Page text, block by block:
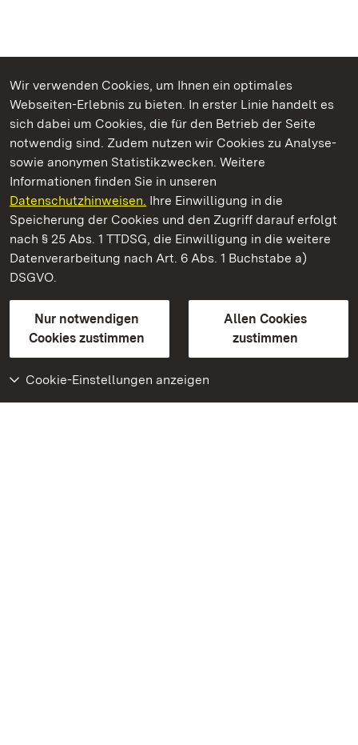
Wir verwenden Cookies, um Ihnen ein optimales
Webseiten-Erlebnis zu bieten. In erster Linie handelt es
sich dabei um Cookies, die für den Betrieb der Seite
notwendig sind. Zudem nutzen wir Cookies zu Analyse-
sowie anonymen Statistikzwecken. Weitere
Informationen finden Sie in unseren
Datenschutzhinweisen. Ihre Einwilligung in die
Speicherung der Cookies und den Zugriff darauf erfolgt
nach § 25 Abs. 1 TTDSG, die Einwilligung in die weitere
Datenverarbeitung nach Art. 6 Abs. 1 Buchstabe a)
DSGVO.
Nur notwendigen
Cookies zustimmen
Allen Cookies
zustimmen
Cookie-Einstellungen anzeigen
Kommen. Staunen. Genießen.
Staatliche Schlösser und Gärten Baden‑Württemberg
Staatliche Schlösser und Gärten Baden-Württemberg
Kontakt
GebärdenspracheLeichte Sprache
Erklärung zur Barrierefreiheit
BITV-konform (geprüfte Seiten)
Weiteres